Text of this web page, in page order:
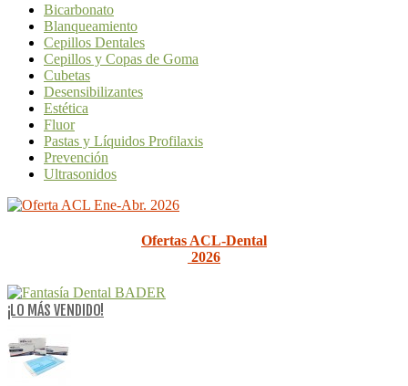
Bicarbonato
Blanqueamiento
Cepillos Dentales
Cepillos y Copas de Goma
Cubetas
Desensibilizantes
Estética
Fluor
Pastas y Líquidos Profilaxis
Prevención
Ultrasonidos
Ofertas ACL-Dental
2026
¡LO MÁS VENDIDO!